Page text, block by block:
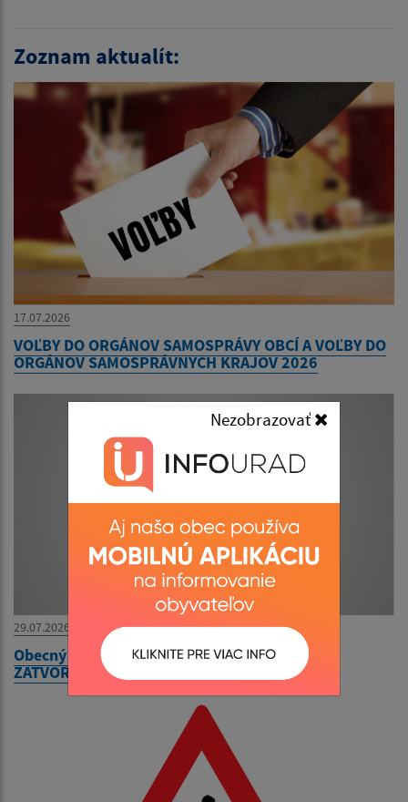
Zoznam aktualít:
17.07.2026
VOĽBY DO ORGÁNOV SAMOSPRÁVY OBCÍ A VOĽBY DO
ORGÁNOV SAMOSPRÁVNYCH KRAJOV 2026
29.07.2026
Obecný úrad bude v utorok 04. augusta 2026
ZATVORENÝ
Nezobrazovať